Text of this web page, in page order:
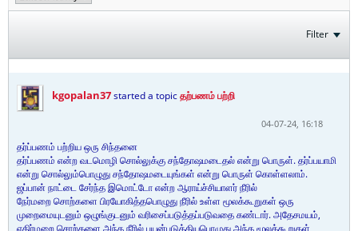
Filter
kgopalan37started a topicதற்பணம் பற்றி
04-07-24, 16:18
தர்ப்பணம் பற்றிய ஒரு சிந்தனை
தர்ப்பணம் என்ற வடமொழி சொல்லுக்கு சந்தோஷமடைதல் என்று பொருள். தர்ப்பயாமி
என்று சொல்லும்பொழுது சந்தோஷமடையுங்கள் என்று பொருள் கொள்ளலாம்.
ஜப்பான் நாட்டை சேர்ந்த இமொட்டோ என்ற ஆராய்ச்சியாளர் நீரில்
நேர்மறை சொற்களை பிரயோகித்தபொழுது நீரில் உள்ள மூலக்கூறுகள் ஒரு
முறைமையுடனும் ஒழுங்குடனும் வரிசைப்படுத்தப்படுவதை கண்டார். அதேசமயம்,
எதிர்மறை சொற்களை அந்த நீரில் பயன்படுத்தியபொழுது அந்த மூலக்கூறுகள்